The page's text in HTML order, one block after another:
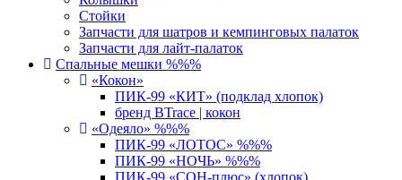
Стойки
Запчасти для шатров и кемпинговых палаток
Запчасти для лайт-палаток
Спальные мешки %%%
«Кокон»
ПИК-99 «КИТ» (подклад хлопок)
бренд BTrace | кокон
«Одеяло» %%%
ПИК-99 «ЛОТОС» %%%
ПИК-99 «НОЧЬ» %%%
ПИК-99 «СОН-плюс» (хлопок)